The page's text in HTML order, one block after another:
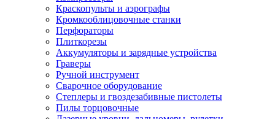
Краскопульты и аэрографы
Кромкооблицовочные станки
Перфораторы
Плиткорезы
Аккумуляторы и зарядные устройства
Граверы
Ручной инструмент
Сварочное оборудование
Степлеры и гвоздезабивные пистолеты
Пилы торцовочные